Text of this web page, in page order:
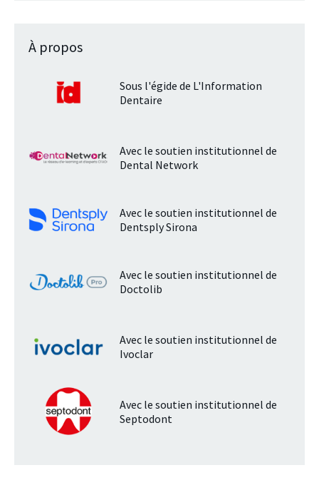
À propos
Sous l'égide de L'Information
Dentaire
Avec le soutien institutionnel de
Dental Network
Avec le soutien institutionnel de
Dentsply Sirona
Avec le soutien institutionnel de
Doctolib
Avec le soutien institutionnel de
Ivoclar
Avec le soutien institutionnel de
Septodont